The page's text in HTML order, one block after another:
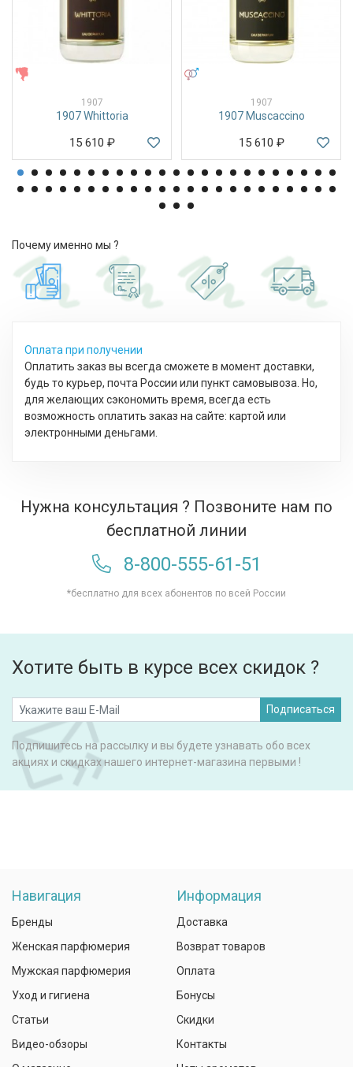
1907
1907 Whittoria
15 610 ₽
1907
1907 Muscaccino
15 610 ₽
Почему именно мы ?
Оплата при получении
Оплатить заказ вы всегда сможете в момент доставки,
будь то курьер, почта России или пункт самовывоза. Но,
для желающих сэкономить время, всегда есть
возможность оплатить заказ на сайте: картой или
электронными деньгами.
Нужна консультация ? Позвоните нам по
бесплатной линии
8-800-555-61-51
*бесплатно для всех абонентов по всей России
Хотите быть в курсе всех скидок ?
Подписаться
Подпишитесь на рассылку и вы будете узнавать обо всех
акциях и скидках нашего интернет-магазина первыми !
Навигация
Бренды
Женская парфюмерия
Мужская парфюмерия
Уход и гигиена
Статьи
Видео-обзоры
Информация
Доставка
Возврат товаров
Оплата
Бонусы
Скидки
Контакты